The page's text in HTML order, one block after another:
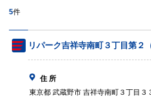
5件
リパーク吉祥寺南町３丁目第２
住 所
東京都 武蔵野市 吉祥寺南町３丁目３